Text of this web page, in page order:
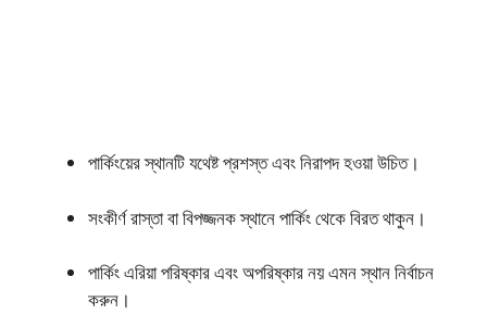
পার্কিংয়ের স্থানটি যথেষ্ট প্রশস্ত এবং নিরাপদ হওয়া উচিত।
সংকীর্ণ রাস্তা বা বিপজ্জনক স্থানে পার্কিং থেকে বিরত থাকুন।
পার্কিং এরিয়া পরিষ্কার এবং অপরিষ্কার নয় এমন স্থান নির্বাচন
করুন।